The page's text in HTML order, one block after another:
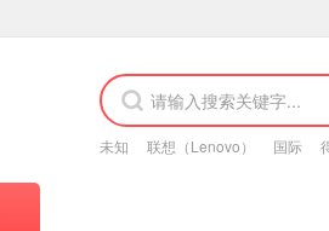
未知 联想（Lenovo） 国际